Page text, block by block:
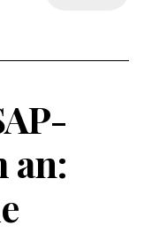
an: